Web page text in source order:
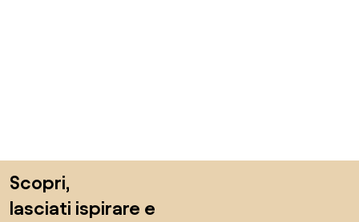
Scopri,
lasciati ispirare e